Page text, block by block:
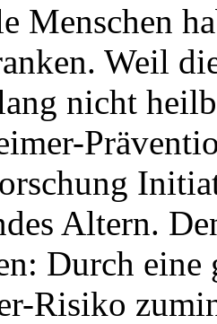
Menschen
Weil
nicht
Altern.
Durch eine
Risiko